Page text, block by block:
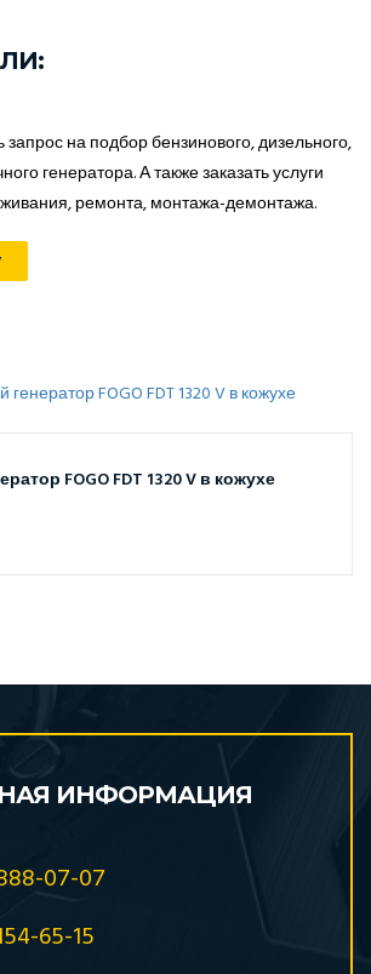
на подбор бензинового, дизельного,
генератора. А также заказать услуги
ремонта, монтажа-демонтажа.
FOGO FDT 1320 V в кожухе
ИНФОРМАЦИЯ
07-07
65-15